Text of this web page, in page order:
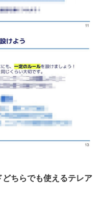
ちらでも使えるテレア